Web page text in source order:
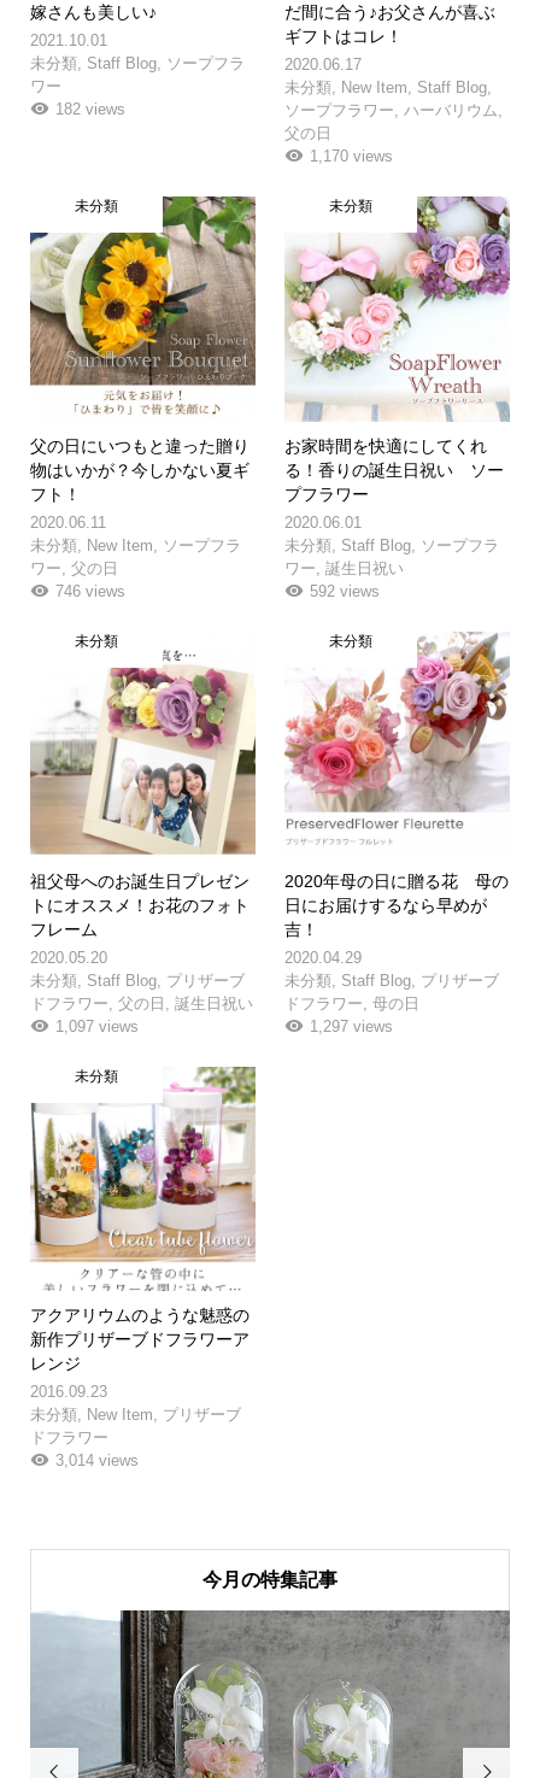
嫁さんも美しい♪
2021.10.01
未分類, Staff Blog, ソープフラ
ワー
182 views
だ間に合う♪お父さんが喜ぶ
ギフトはコレ！
2020.06.17
未分類, New Item, Staff Blog,
ソープフラワー,ハーバリウム,
父の日
1,170 views
未分類
父の日にいつもと違った贈り
物はいかが？今しかない夏ギ
フト！
2020.06.11
未分類, New Item
ソープフラ
ワー 父の日
746 views
未分類
お家時間を快適にしてくれ
る！香りの誕生日祝い ソー
プフラワー
2020.06.01
未分類 Staff Blog
ソープフラ
ワー ,誕生日祝い
592 views
未分類
祖父母へのお誕生日プレゼン
トにオススメ！お花のフォト
フレーム
2020.05.20
未分類, Staff Blog, プリザーブ
ドフラワー 父の日
誕生日祝い
1,097 views
未分類
2020年母の日に贈る花 母の
日にお届けするなら早めが
吉！
2020.04.29
未分類 Staff Blog プリザーブ
ドフラワー ,母の日
1,297 views
未分類
アクアリウムのような魅惑の
新作プリザーブドフラワーア
レンジ
2016.09.23
未分類, New Item, プリザーブ
ドフラワー
3,014 views
今月の特集記事
 